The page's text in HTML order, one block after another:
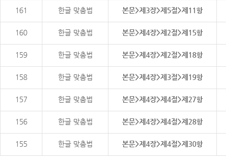
161 한글 맞춤법 본문>제3장>제5절>제11항
160 한글 맞춤법 본문>제4장>제2절>제15항
159 한글 맞춤법 본문>제4장>제2절>제18항
158 한글 맞춤법 본문>제4장>제3절>제19항
157 한글 맞춤법 본문>제4장>제4절>제27항
156 한글 맞춤법 본문>제4장>제4절>제28항
155 한글 맞춤법 본문>제4장>제4절>제30항